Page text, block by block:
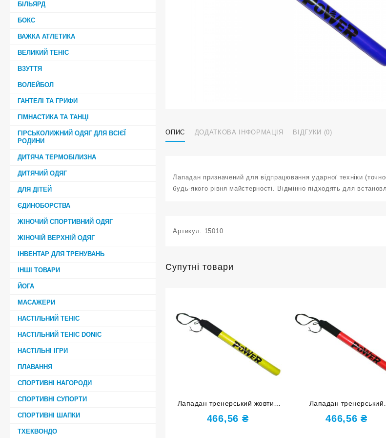
БІЛЬЯРД
БОКС
ВАЖКА АТЛЕТИКА
ВЕЛИКИЙ ТЕНІС
ВЗУТТЯ
ВОЛЕЙБОЛ
ГАНТЕЛІ ТА ГРИФИ
ГІМНАСТИКА ТА ТАНЦІ
ГІРСЬКОЛИЖНИЙ ОДЯГ ДЛЯ ВСІЄЇ
РОДИНИ
ДИТЯЧА ТЕРМОБІЛИЗНА
ДИТЯЧИЙ ОДЯГ
ДЛЯ ДІТЕЙ
ЄДИНОБОРСТВА
ЖІНОЧИЙ СПОРТИВНИЙ ОДЯГ
ЖІНОЧІЙ ВЕРХНІЙ ОДЯГ
ІНВЕНТАР ДЛЯ ТРЕНУВАНЬ
ІНШІ ТОВАРИ
ЙОГА
МАСАЖЕРИ
НАСТІЛЬНИЙ ТЕНІС
НАСТІЛЬНИЙ ТЕНІС DONIC
НАСТІЛЬНІ ІГРИ
ПЛАВАННЯ
СПОРТИВНІ НАГОРОДИ
СПОРТИВНІ СУПОРТИ
СПОРТИВНІ ШАПКИ
ТХЕКВОНДО
ОПИС ДОДАТКОВА ІНФОРМАЦІЯ ВІДГУКИ (0)
Лападан призначений для відпрацювання ударної техніки
будь-якого рівня майстерності. Відмінно підходять для
Артикул: 15010
Супутні товари
Лападан тренерський жовтий
G-BO1-Ж
466,56 ₴
Лападан тренерський
червоний G-BO1-К
466,56₴